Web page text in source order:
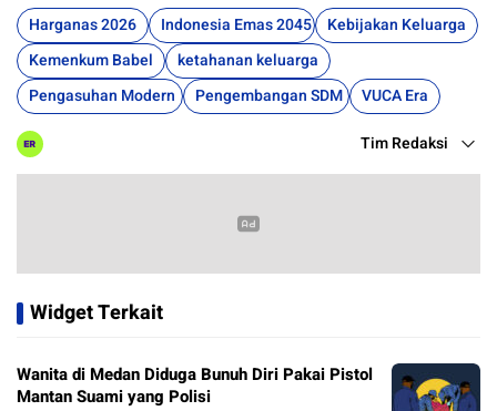
Harganas 2026 Indonesia Emas 2045
Kebijakan Keluarga
Kemenkum Babel
ketahanan keluarga
Pengasuhan Modern
Pengembangan SDM VUCA Era
Tim Redaksi
Widget Terkait
Wanita di Medan Diduga Bunuh Diri Pakai Pistol
Mantan Suami yang Polisi